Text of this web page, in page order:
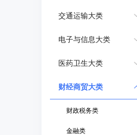
交通运输大类
电子与信息大类
医药卫生大类
财经商贸大类
财政税务类
金融类